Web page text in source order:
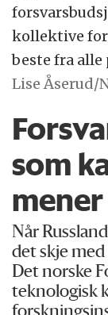
kollektive
beste fra alle
Lise Åserud/
som
Når
det skje
Det norske
teknologisk